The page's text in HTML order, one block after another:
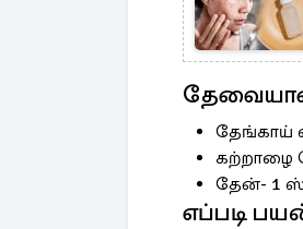
கற்றாழை
தேன்- 1
எப்படி